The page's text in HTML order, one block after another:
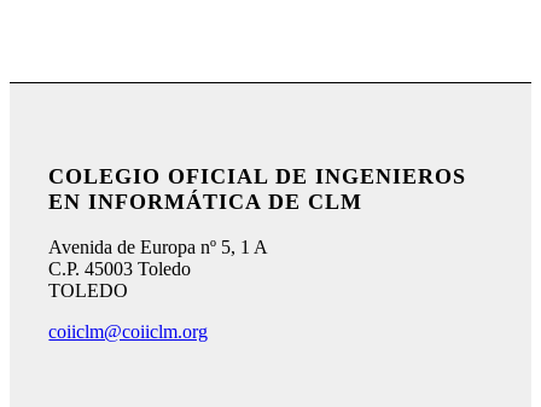
COLEGIO OFICIAL DE INGENIEROS
EN INFORMÁTICA DE CLM
Avenida de Europa nº 5, 1 A
C.P. 45003 Toledo
TOLEDO
coiiclm@coiiclm.org